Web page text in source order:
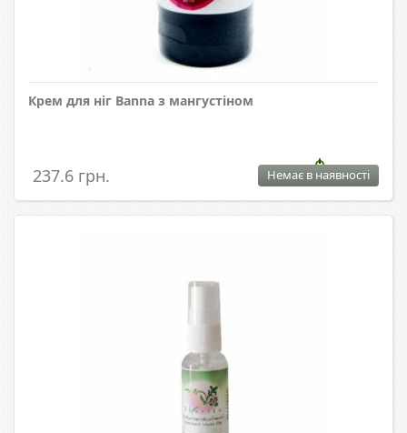
Крем для ніг Banna з мангустіном
237.6 грн. Немає в наявності